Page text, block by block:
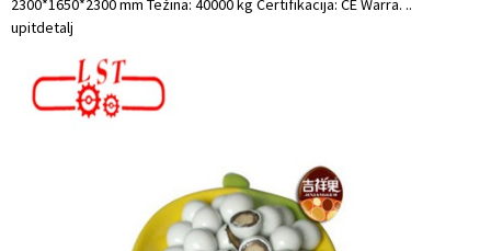
2300*1650*2300 mm Težina: 40000 kg Certifikacija: CE Warra. ..
upitdetalj